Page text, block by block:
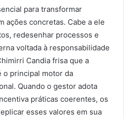
para transformar
ações concretas. Cabe a ele
redesenhar processos e
voltada à responsabilidade
Candia frisa que a
o principal motor da
Quando o gestor adota
práticas coerentes, os
esses valores em sua